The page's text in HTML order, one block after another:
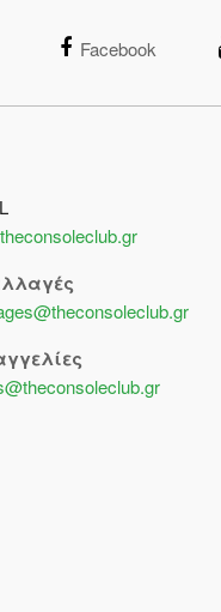
Facebook